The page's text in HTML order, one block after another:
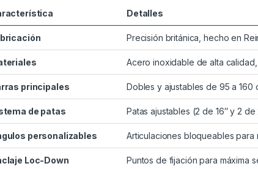
Detalles
Precisión británica, hecho en
Acero inoxidable de alta
principales Dobles y ajustables de 95 a 160
de patas Patas ajustables (2 de 16″ y 2
personalizables Articulaciones bloqueables para
Loc-Down Puntos de fijación para máxima